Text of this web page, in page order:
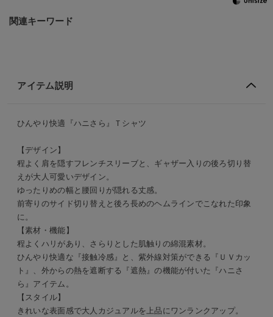
関連キーワード
アイテム説明
ひんやり快適『ハニさら』Ｔシャツ
【デザイン】
程よく肩を隠すフレンチスリーブと、ギャザー入りの後ろ切り替
えが大人可愛いデザイン。
ゆったりめの幅と腰回りが隠れる丈感。
前寄りのサイド切り替えと後ろ長めのヘムラインでこなれた印象
に。
【素材・機能】
程よくハリがあり、さらりとした肌触りの綿混素材。
ひんやり快適な『接触冷感』と、紫外線対策ができる『ＵＶカッ
ト』、外からの熱を遮断する『遮熱』の機能が付いた『ハニさ
ら』アイテム。
【スタイル】
きれいな表面感で大人カジュアルを上品にワンランクアップ。